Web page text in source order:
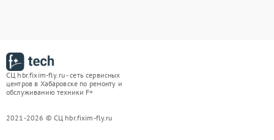
СЦ hbr.fixim-fly.ru - сеть сервисных
центров в Хабаровске по ремонту и
обслуживанию техники F+
2021-2026 © СЦ hbr.fixim-fly.ru